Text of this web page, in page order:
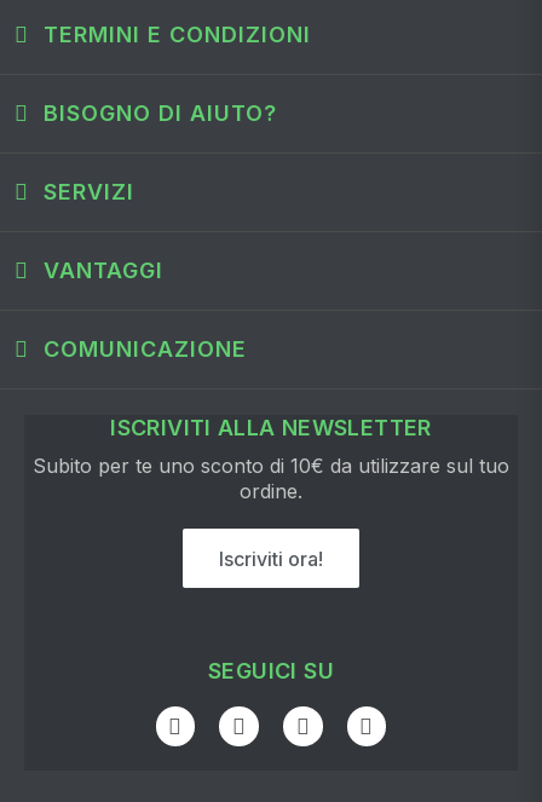
TERMINI E CONDIZIONI
BISOGNO DI AIUTO?
SERVIZI
VANTAGGI
COMUNICAZIONE
ISCRIVITI ALLA NEWSLETTER
Subito per te uno sconto di 10€ da utilizzare sul tuo
ordine.
Iscriviti ora!
SEGUICI SU